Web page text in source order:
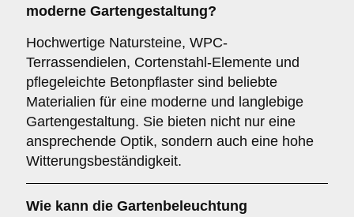
moderne Gartengestaltung?
Hochwertige Natursteine, WPC-
Terrassendielen, Cortenstahl-Elemente und
pflegeleichte Betonpflaster sind beliebte
Materialien für eine moderne und langlebige
Gartengestaltung. Sie bieten nicht nur eine
ansprechende Optik, sondern auch eine hohe
Witterungsbeständigkeit.
Wie kann die Gartenbeleuchtung